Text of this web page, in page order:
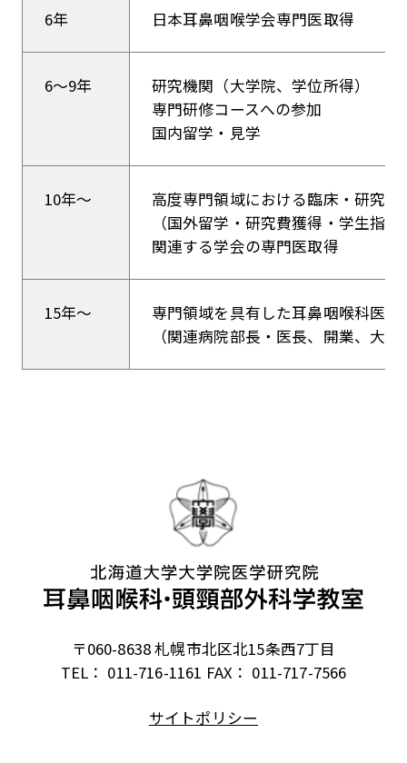
6年 日本耳鼻咽喉学会専門医取得
6～9年
研究機関（大学院、学位所得）
専門研修コースへの参加
国内留学・見学
10年～
高度専門領域における臨床・研究
（国外留学・研究費獲得・学生指導
関連する学会の専門医取得
15年～
専門領域を具有した耳鼻咽喉科医
（関連病院部長・医長、開業、大
〒060-8638 札幌市北区北15条西7丁目
TEL： 011-716-1161 FAX： 011-717-7566
サイトポリシー